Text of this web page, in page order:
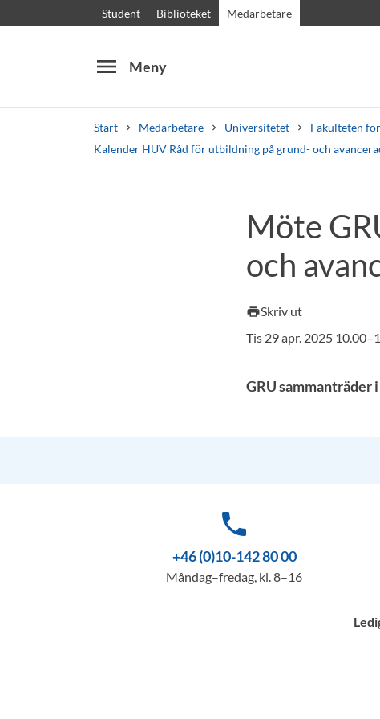
Student Biblioteket Medarbetare
menu Meny
Start Medarbetare Universitetet Fakulteten
Kalender HUV Råd för utbildning på grund- och
Kursplaner Välkomstbrev
Möte
och
printSkriv ut
Tis 29 apr. 2025
GRU sammanträder
phone
+46 (0)10-142 80 00
Måndag–fredag, kl. 8–16